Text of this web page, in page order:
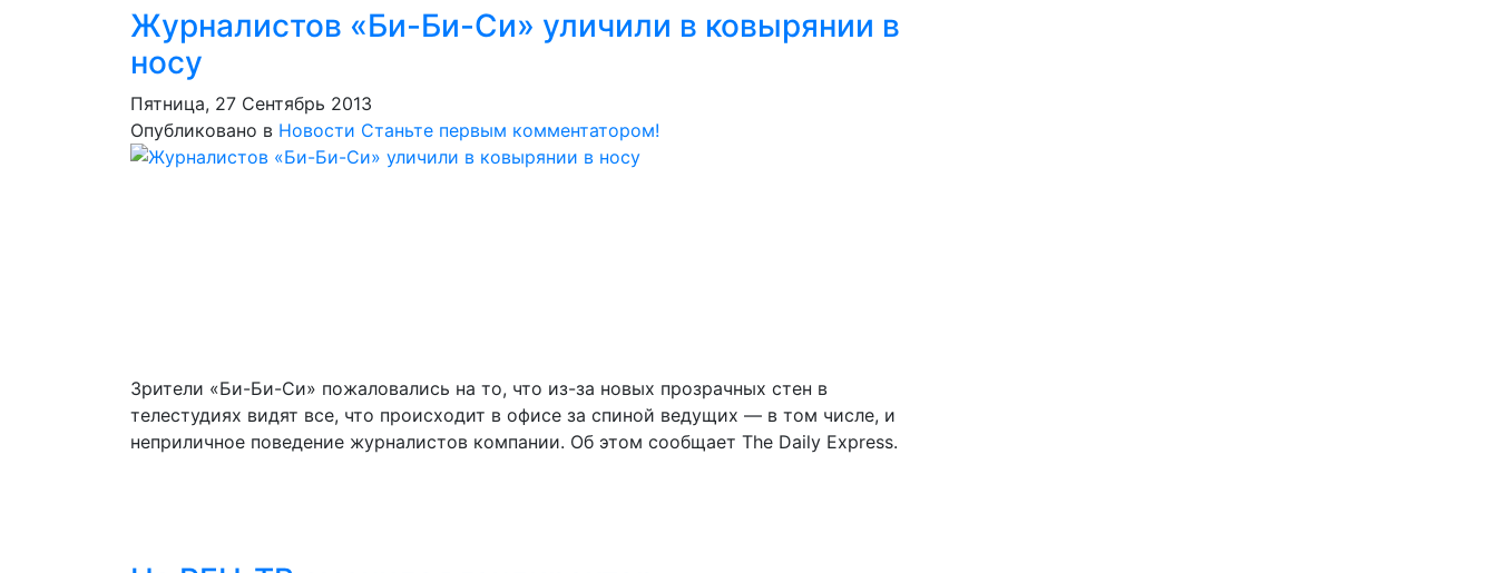
Журналистов «Би-Би-Си» уличили в ковырянии в
носу
Пятница, 27 Сентябрь 2013
Опубликовано в Новости Станьте первым комментатором!
Зрители «Би-Би-Си» пожаловались на то, что из-за новых прозрачных стен в
телестудиях видят все, что происходит в офисе за спиной ведущих — в том числе, и
неприличное поведение журналистов компании. Об этом сообщает The Daily Express.